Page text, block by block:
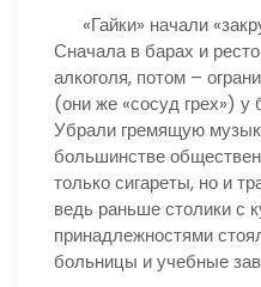
«Гайки» начали
Сначала в барах и
алкоголя, потом –
(они же «сосуд грех») у
Убрали гремящую
большинстве
только сигареты, но и
ведь раньше столики с
принадлежностями
больницы и учебные